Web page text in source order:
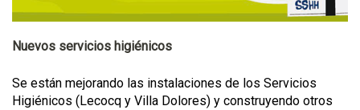
Nuevos servicios higiénicos
Se están mejorando las instalaciones de los Servicios
Higiénicos (Lecocq y Villa Dolores) y construyendo otros